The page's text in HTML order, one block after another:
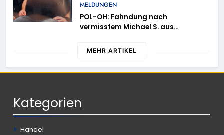
MELDUNGEN
POL-OH: Fahndung nach
vermisstem Michael S. aus
MEHR ARTIKEL
Kategorien
Handel